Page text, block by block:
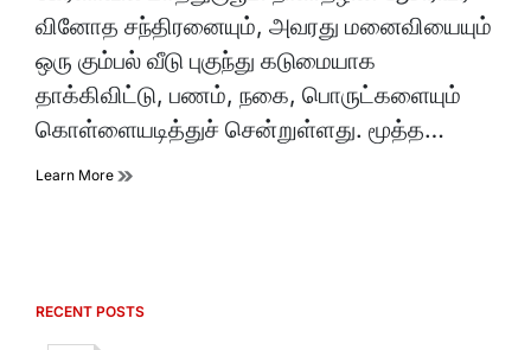
time
வினோத சந்திரனையும், அவரது மனைவியையும்
ஒரு கும்பல் வீடு புகுந்து கடுமையாக
தாக்கிவிட்டு, பணம், நகை, பொருட்களையும்
கொள்ளையடித்துச் சென்றுள்ளது. மூத்த…
Learn More
RECENT POSTS